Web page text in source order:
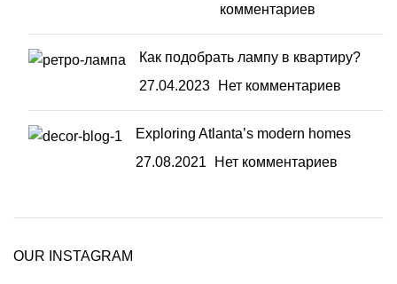
комментариев
Как подобрать лампу в квартиру?
27.04.2023
Нет комментариев
Exploring Atlanta’s modern homes
27.08.2021
Нет комментариев
OUR INSTAGRAM